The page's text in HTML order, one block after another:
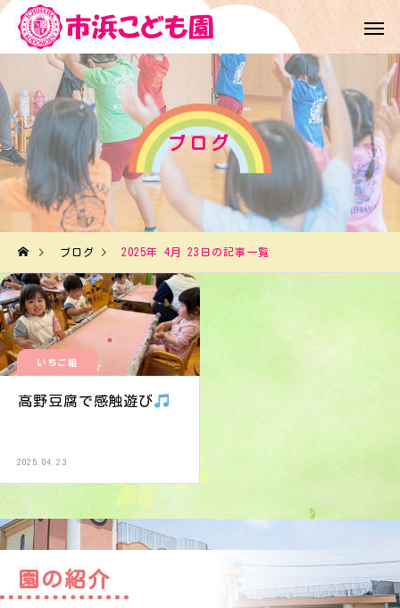
ブログ
ブログ 2025年 4月 23日の記事一覧
いちご組
高野豆腐で感触遊び
2025.04.23
園の紹介